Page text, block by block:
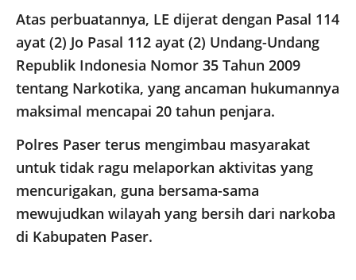
Atas perbuatannya, LE dijerat dengan Pasal 114
ayat (2) Jo Pasal 112 ayat (2) Undang-Undang
Republik Indonesia Nomor 35 Tahun 2009
tentang Narkotika, yang ancaman hukumannya
maksimal mencapai 20 tahun penjara.
Polres Paser terus mengimbau masyarakat
untuk tidak ragu melaporkan aktivitas yang
mencurigakan, guna bersama-sama
mewujudkan wilayah yang bersih dari narkoba
di Kabupaten Paser.